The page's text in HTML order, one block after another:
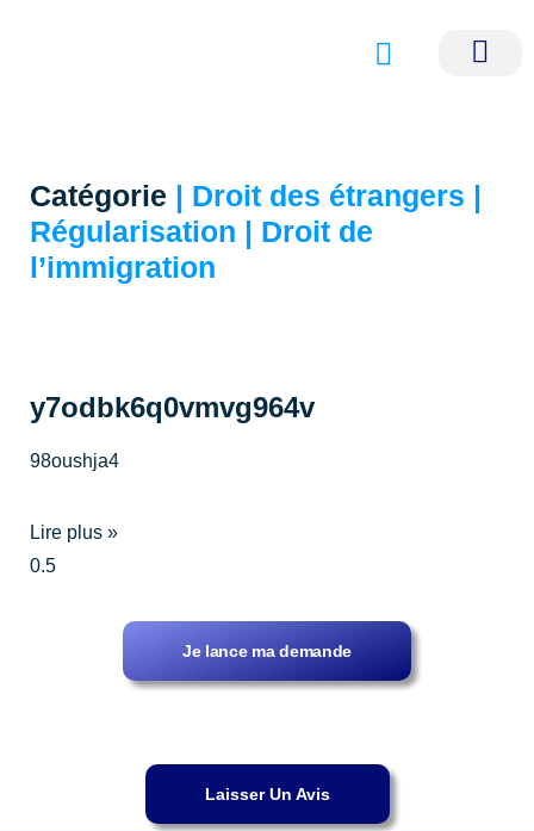
Catégorie | Droit des étrangers |
Régularisation | Droit de
l’immigration
y7odbk6q0vmvg964v
98oushja4
Lire plus »
Je lance ma demande
Laisser Un Avis